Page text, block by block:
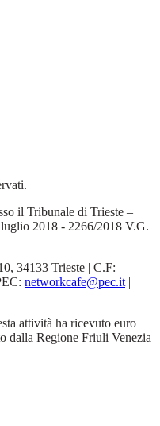
il Tribunale di Trieste –
2018 - 2266/2018 V.G.
34133 Trieste | C.F:
networkcafe@pec.it |
attività ha ricevuto euro
dalla Regione Friuli Venezia